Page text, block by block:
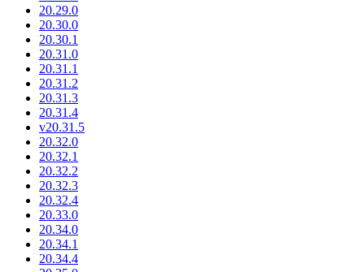
20.29.0
20.30.0
20.30.1
20.31.0
20.31.1
20.31.2
20.31.3
20.31.4
v20.31.5
20.32.0
20.32.1
20.32.2
20.32.3
20.32.4
20.33.0
20.34.0
20.34.1
20.34.4